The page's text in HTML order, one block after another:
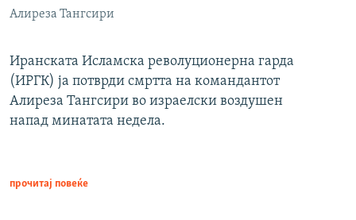
Алиреза Тангсири
Иранската Исламска револуционерна гарда
(ИРГК) ја потврди смртта на командантот
Алиреза Тангсири во израелски воздушен
напад минатата недела.
прочитај повеќе